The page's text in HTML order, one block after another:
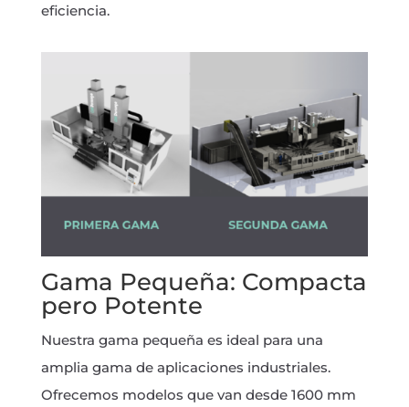
eficiencia.
Gama Pequeña: Compacta
pero Potente
Nuestra gama pequeña es ideal para una
amplia gama de aplicaciones industriales.
Ofrecemos modelos que van desde 1600 mm